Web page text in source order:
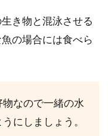
き物と混泳させる
の場合には食べら
なので一緒の水
にしましょう。